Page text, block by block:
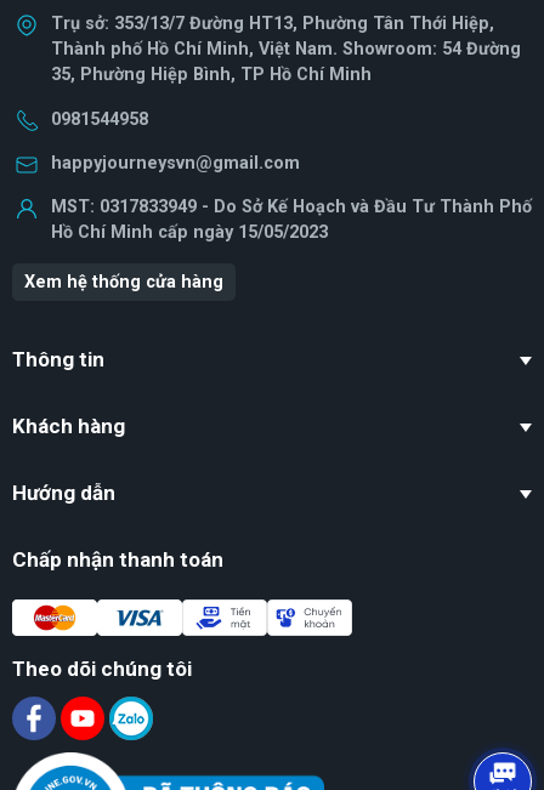
Trụ sở: 353/13/7 Đường HT13, Phường Tân Thới Hiệp,
Thành phố Hồ Chí Minh, Việt Nam. Showroom: 54 Đường
35, Phường Hiệp Bình, TP Hồ Chí Minh
0981544958
happyjourneysvn@gmail.com
MST: 0317833949 - Do Sở Kế Hoạch và Đầu Tư Thành Phố
Hồ Chí Minh cấp ngày 15/05/2023
Xem hệ thống cửa hàng
Thông tin
Khách hàng
Hướng dẫn
Chấp nhận thanh toán
Theo dõi chúng tôi